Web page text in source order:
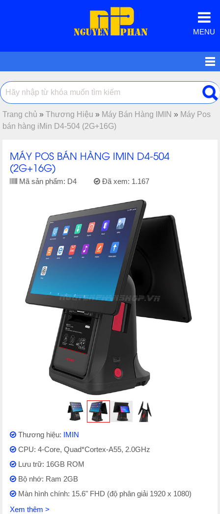
MENU
Trang chủ » Thương Hiệu » Máy Bán Hàng IMIN » Máy Pos
bán hàng iMin D4-504 (2G+16G)
MÁY POS BÁN HÀNG IMIN D4-504
(2G+16G)
Mã sản phẩm: D4 Đã xem: 1.167
Thương hiệu: IMIN
CPU: 4-Core, Quad*Cortex-A55, 2.0GHz
Lưu trữ: 16GB ROM
Bộ nhớ: Ram 2GB
Màn hình chính: 15.6" FHD (độ phân giải 1920 x 1080)
Xem thêm >